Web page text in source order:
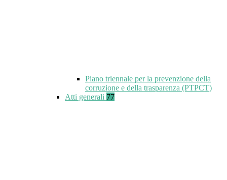
Piano triennale per la prevenzione della
corruzione e della trasparenza (PTPCT)
Atti generali 77